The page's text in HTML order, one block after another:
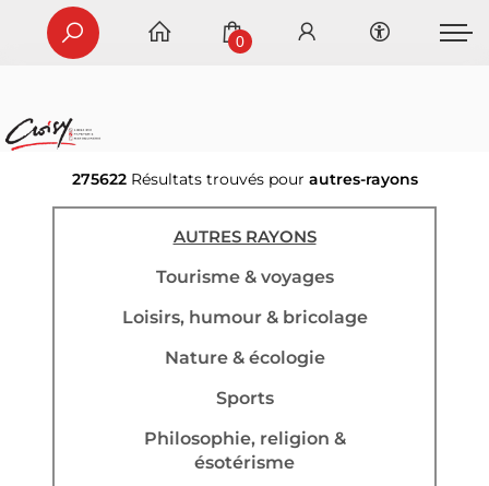
0
275622 Résultats trouvés pour autres-rayons
AUTRES RAYONS
Tourisme & voyages
Loisirs, humour & bricolage
Nature & écologie
Sports
Philosophie, religion &
ésotérisme